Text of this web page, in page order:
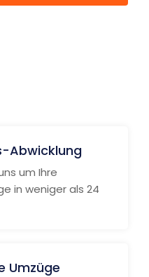
Abwicklung
um Ihre
in weniger als 24
Umzüge